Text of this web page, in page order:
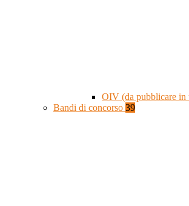
OIV (da pubblicare in
Bandi di concorso 39